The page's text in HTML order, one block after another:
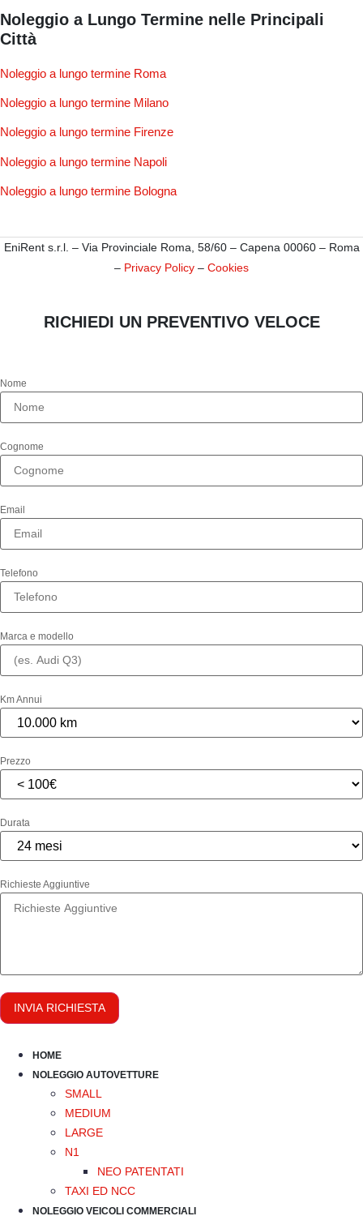
Noleggio a Lungo Termine nelle Principali
Città
Noleggio a lungo termine Roma
Noleggio a lungo termine Milano
Noleggio a lungo termine Firenze
Noleggio a lungo termine Napoli
Noleggio a lungo termine Bologna
EniRent s.r.l. – Via Provinciale Roma, 58/60 – Capena 00060 – Roma
– Privacy Policy – Cookies
RICHIEDI UN PREVENTIVO VELOCE
Nome
Cognome
Email
Telefono
Marca e modello
Km Annui
Prezzo
Durata
Richieste Aggiuntive
INVIA RICHIESTA
HOME
NOLEGGIO AUTOVETTURE
SMALL
MEDIUM
LARGE
N1
NEO PATENTATI
TAXI ED NCC
NOLEGGIO VEICOLI COMMERCIALI